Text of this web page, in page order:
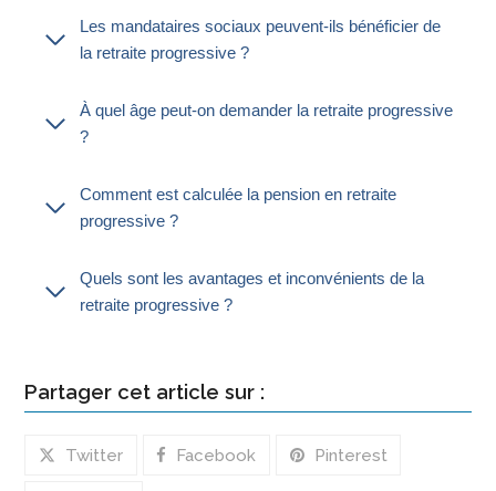
Les mandataires sociaux peuvent-ils bénéficier de
la retraite progressive ?
À quel âge peut-on demander la retraite progressive
?
Comment est calculée la pension en retraite
progressive ?
Quels sont les avantages et inconvénients de la
retraite progressive ?
Partager cet article sur :
Twitter Facebook Pinterest